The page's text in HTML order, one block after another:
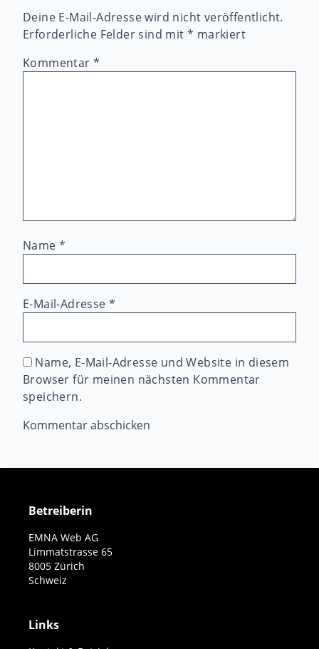
Deine E-Mail-Adresse wird nicht veröffentlicht.
Erforderliche Felder sind mit * markiert
Kommentar*
Name *
E-Mail-Adresse*
Name, E-Mail-Adresse und Website in diesem
Browser für meinen nächsten Kommentar
speichern.
Betreiberin
EMNA Web AG
Limmatstrasse 65
8005 Zürich
Schweiz
Links